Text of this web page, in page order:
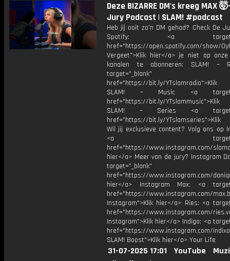
Deze BIZARRE DM's kreeg MAX
Jury Podcast | SLAM! #podcast
Heb jij ooit zo'n DM gehad? Check De
Spotify: <a
href="https://open.spotify.com/show/
Vergeet">Klik hier</a> je niet op onze
kanalen te abonneren: SLAM! –
target="_blank"
href="https://bit.ly/
SLAM! – Music <a
href="https://bit.ly/
SLAM! – Series <a
href="https://bit.ly/
Wil jij exclusieve content? Volg ons op
<a
href="https://www.instagram.com/
hier</a> Meer van de jury? Instagram
target="_blank"
href="https://www.instagram.com/
hier</a> Instagram Max: <a
href="https://www.instagram.com/
Instagram">Klik hier</a> Ries: <a
href="https://www.instagram.com/
Instagram">Klik hier</a> Indigo: <a
href="https://www.instagram.com/
SLAM! Boost">Klik hier</a> Your Life
31-07-2025 17:01 YouTube